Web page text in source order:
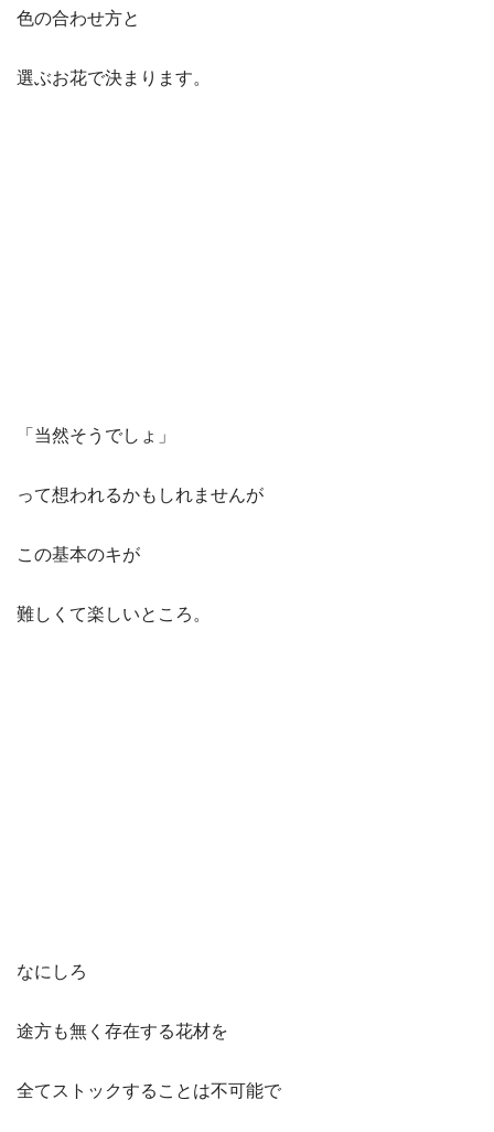
色の合わせ方と
選ぶお花で決まります。
「当然そうでしょ」
って想われるかもしれませんが
この基本のキが
難しくて楽しいところ。
なにしろ
途方も無く存在する花材を
全てストックすることは不可能で